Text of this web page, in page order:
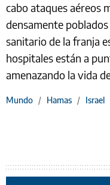
cabo ataques aéreos
densamente
sanitario de la franja
hospitales están a
amenazando la vida
Mundo / Hamas / Israel